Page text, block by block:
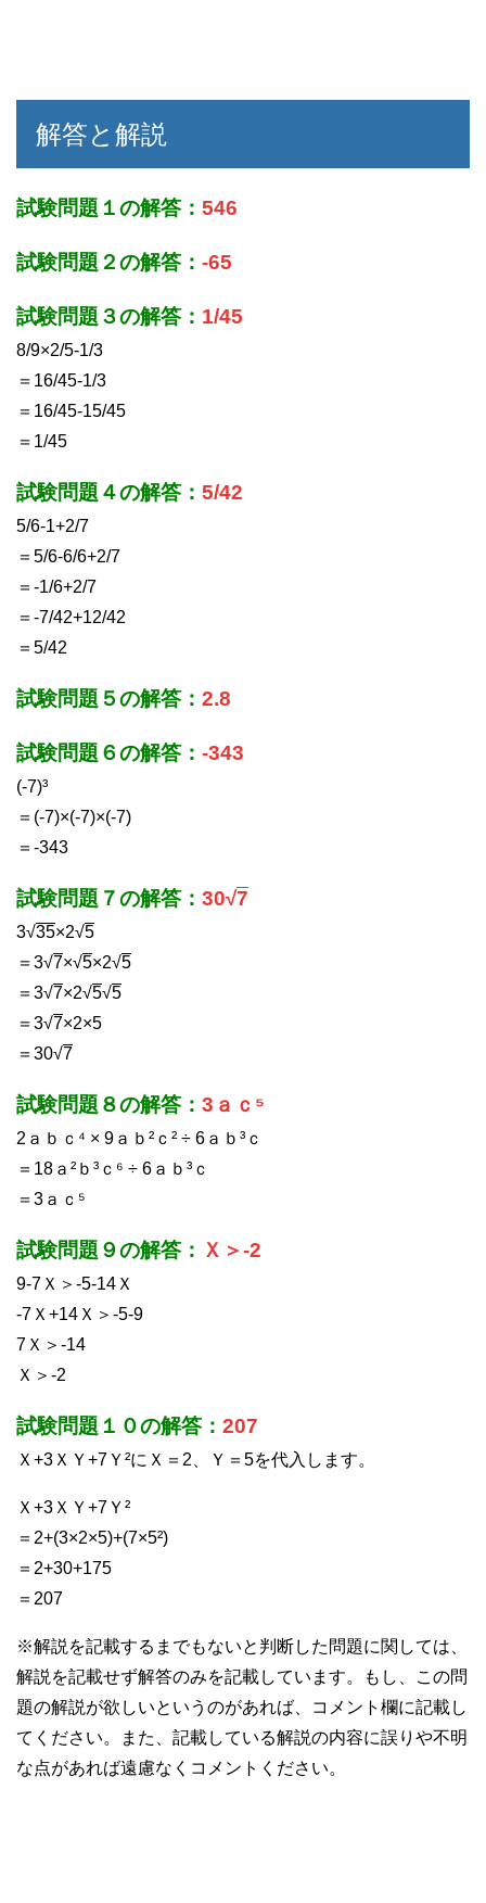
解答と解説
試験問題１の解答： 546
試験問題２の解答： -65
試験問題３の解答： 1/45
8/9×2/5-1/3
＝16/45-1/3
＝16/45-15/45
＝1/45
試験問題４の解答： 5/42
5/6-1+2/7
＝5/6-6/6+2/7
＝-1/6+2/7
＝-7/42+12/42
＝5/42
試験問題５の解答： 2.8
試験問題６の解答： -343
(-7)³
＝(-7)×(-7)×(-7)
＝-343
試験問題７の解答： 30√7
3√35×2√5
＝3√7×√5×2√5
＝3√7×2√5√5
＝3√7×2×5
＝30√7
試験問題８の解答： 3ａｃ⁵
2ａｂｃ⁴ × 9ａｂ²ｃ² ÷ 6ａｂ³ｃ
＝18ａ²ｂ³ｃ⁶ ÷ 6ａｂ³ｃ
＝3ａｃ⁵
試験問題９の解答： Ｘ＞-2
9-7Ｘ＞-5-14Ｘ
-7Ｘ+14Ｘ＞-5-9
7Ｘ＞-14
Ｘ＞-2
試験問題１０の解答： 207
Ｘ+3ＸＹ+7Ｙ²にＸ＝2、Ｙ＝5を代入します。
Ｘ+3ＸＹ+7Ｙ²
＝2+(3×2×5)+(7×5²)
＝2+30+175
＝207
※解説を記載するまでもないと判断した問題に関しては、
解説を記載せず解答のみを記載しています。もし、この問
題の解説が欲しいというのがあれば、コメント欄に記載し
てください。また、記載している解説の内容に誤りや不明
な点があれば遠慮なくコメントください。